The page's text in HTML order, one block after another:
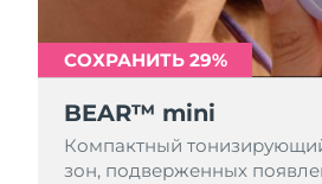
СОХРАНИТЬ 29%
BEAR™ mini
Компактный
зон, подверженных
Россия
Саудовская Аравия